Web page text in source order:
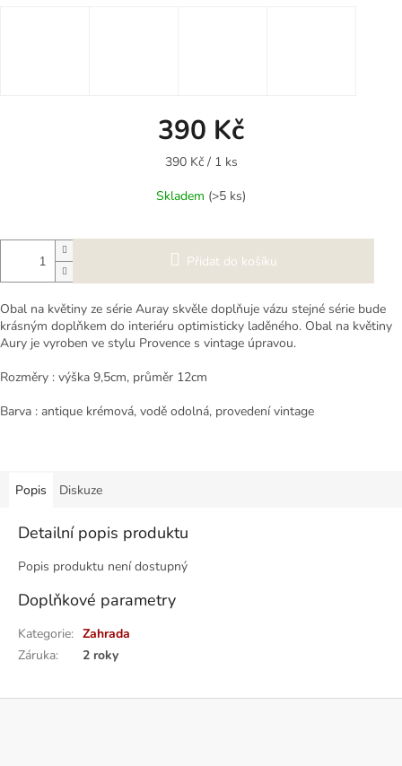
390 Kč
Měrná
390 Kč / 1 ks
Skladem (>5 ks)
Přidat do košíku
Obal na květiny ze série Auray skvěle doplňuje vázu stejné série bude
krásným doplňkem do interiéru optimisticky laděného. Obal na květiny
Aury je vyroben ve stylu Provence s vintage úpravou.
Rozměry : výška 9,5cm, průměr 12cm
Barva : antique krémová, vodě odolná, provedení vintage
Popis Diskuze
Detailní popis produktu
Popis produktu není dostupný
Doplňkové parametry
Kategorie: Zahrada
Záruka: 2 roky
Z